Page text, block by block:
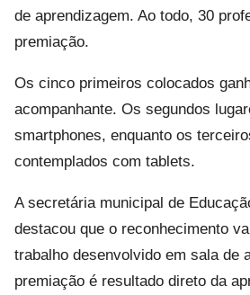
de aprendizagem. Ao todo, 30
premiação.
Os cinco primeiros colocados
acompanhante. Os segundos
smartphones, enquanto os
contemplados com tablets.
A secretária municipal de
destacou que o reconhecimento
trabalho desenvolvido em sala de
premiação é resultado direto da